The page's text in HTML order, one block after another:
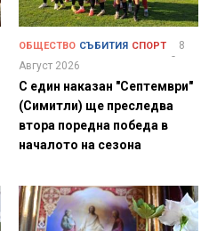
ОБЩЕСТВО СЪБИТИЯ СПОРТ
8
Август 2026
С един наказан "Септември"
(Симитли) ще преследва
втора поредна победа в
началото на сезона